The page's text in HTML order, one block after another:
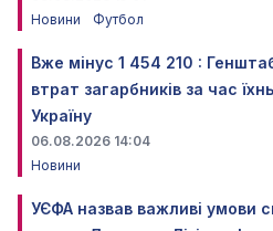
Новини
Футбол
Вже мінус 1 454 210 :
втрат загарбників за час
Україну
06.08.2026 14:04
Новини
УЄФА назвав важливі умови